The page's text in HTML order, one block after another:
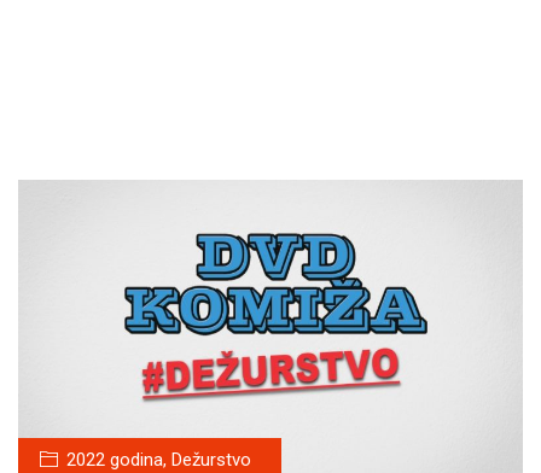
2022 godina, Dežurstvo